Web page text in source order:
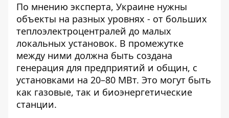
По мнению эксперта, Украине нужны
объекты на разных уровнях - от больших
теплоэлектроцентралей до малых
локальных установок. В промежутке
между ними должна быть создана
генерация для предприятий и общин, с
установками на 20–80 МВт. Это могут быть
как газовые, так и биоэнергетические
станции.